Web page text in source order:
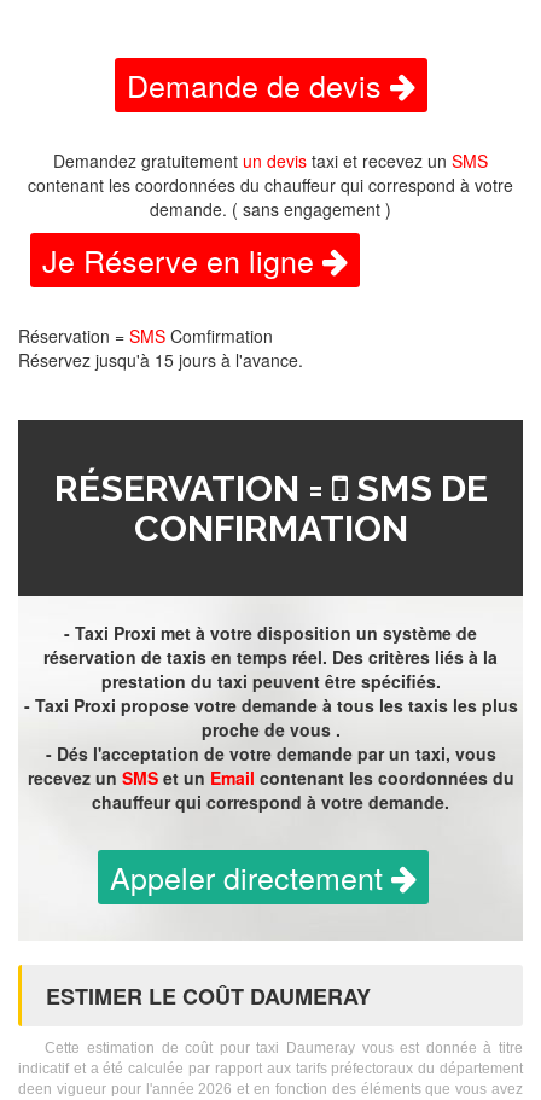
Demande de devis
Demandez gratuitement un devis taxi et recevez un SMS
contenant les coordonnées du chauffeur qui correspond à votre
demande. ( sans engagement )
Je Réserve en ligne
Réservation = SMS Comfirmation
Réservez jusqu'à 15 jours à l'avance.
RÉSERVATION =
SMS DE
CONFIRMATION
- Taxi Proxi met à votre disposition un système de
réservation de taxis en temps réel. Des critères liés à la
prestation du taxi peuvent être spécifiés.
- Taxi Proxi propose votre demande à tous les taxis les plus
proche de vous .
- Dés l'acceptation de votre demande par un taxi, vous
recevez un SMSet un Email contenant les coordonnées du
chauffeur qui correspond à votre demande.
Appeler directement
ESTIMER LE COÛT DAUMERAY
Cette estimation de coût pour taxi Daumeray vous est donnée à titre
indicatif et a été calculée par rapport aux tarifs préfectoraux du département
deen vigueur pour l'année 2026 et en fonction des éléments que vous avez